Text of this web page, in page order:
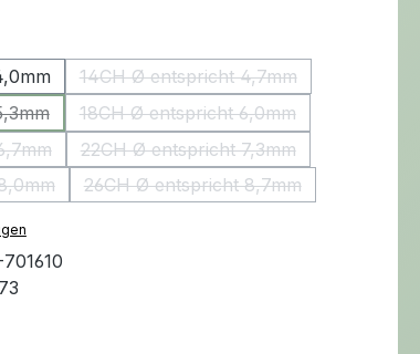
14CH Ø entspricht 4,7mm
(Diese Option ist zurzeit nicht
ist zurzeit nicht verfügbar.)
18CH Ø entspricht 6,0mm
(Diese Option ist zurzeit nicht
ist zurzeit nicht verfügbar.)
22CH Ø entspricht 7,3mm
(Diese Option ist zurzeit nicht
ist zurzeit nicht verfügbar.)
26CH Ø entspricht 8,7mm
(Diese Option ist zurzeit nicht